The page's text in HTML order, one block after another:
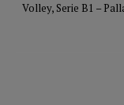
Volley, Serie B1 –